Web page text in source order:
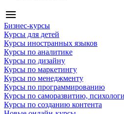
Бизнес-курсы
Курсы для детей
Курсы иностранных языков
Курсы по аналитике
Курсы по дизайну
Курсы по маркетингу
Курсы по менеджменту
Курсы по программированию
Курсы по саморазвитию,
Курсы по созданию контента